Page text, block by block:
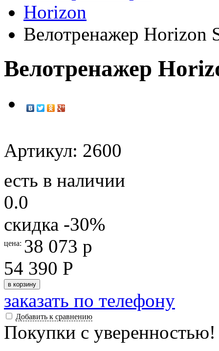
Horizon
Велотренажер Horizon
Велотренажер
Артикул: 2600
есть в наличии
0.0
скидка -30%
цена: 38 073 р
54 390 Р
в корзину
заказать по телефону
Добавить к сравнению
Покупки с уверенностью!